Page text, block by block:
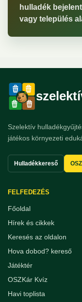
hulladék
vagy település
Szelektív
játékos környezeti
Hulladékkereső
FELFEDEZÉS
Főoldal
Hírek és cikkek
Keresés az oldalon
Hova dobod? kereső
Játéktér
OSZKár Kvíz
Havi toplista